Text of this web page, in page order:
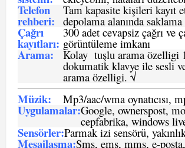
Telefon
rehberi:
Tam kapasite kişileri kayıt
depolama alanında
Çağrı
kayıtları:
300 adet cevapsiz çağrı ve
görüntüleme imkanı
Arama: Kolay tuşlu arama özelligi
dokumatik klavye ile sesli
arama özelligi. √
Müzik: Mp3/aac/wma oynatıcısı,
Uygulamalar:Google, ownerspost,
cepfabrika, windows
Sensörler:Parmak izi sensörü,
Mesajlaşma:Sms, ems, mms, e-